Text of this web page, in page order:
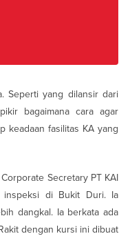
Seperti yang dilansir dari
bagaimana cara agar
keadaan fasilitas KA yang
Secretary PT KAI
inspeksi di Bukit Duri. Ia
dangkal. Ia berkata ada
dengan kursi ini dibuat